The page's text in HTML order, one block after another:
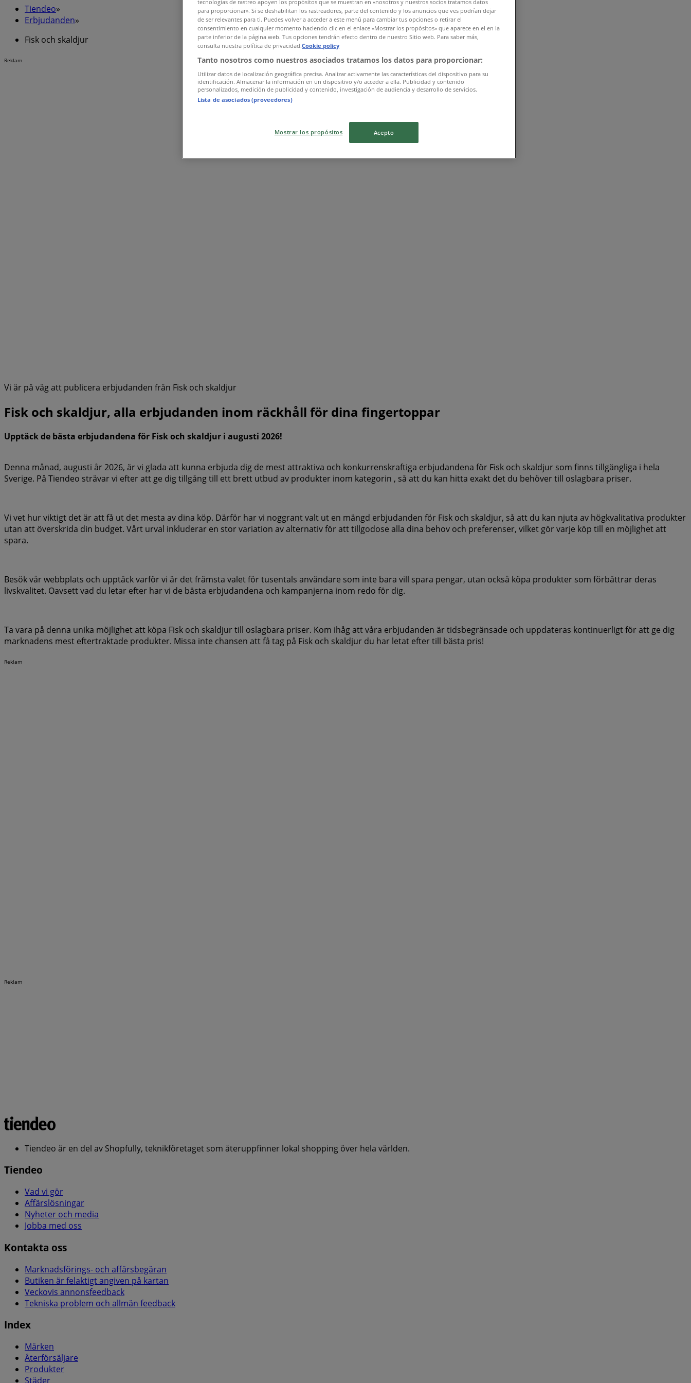
Tiendeo»
Erbjudanden»
Fisk och skaldjur
Reklam
Vi är på väg att publicera erbjudanden från Fisk och skaldjur
Fisk och skaldjur, alla erbjudanden inom räckhåll för dina fingertoppar
Upptäck de bästa erbjudandena för Fisk och skaldjur i augusti 2026!
Denna månad, augusti år 2026, är vi glada att kunna erbjuda dig de mest attraktiva och konkurrenskraftiga erbjudandena för Fisk och skaldjur som finns tillgängliga i hela
Sverige. På Tiendeo strävar vi efter att ge dig tillgång till ett brett utbud av produkter inom kategorin , så att du kan hitta exakt det du behöver till oslagbara priser.
Vi vet hur viktigt det är att få ut det mesta av dina köp. Därför har vi noggrant valt ut en mängd erbjudanden för Fisk och skaldjur, så att du kan njuta av högkvalitativa produkter
utan att överskrida din budget. Vårt urval inkluderar en stor variation av alternativ för att tillgodose alla dina behov och preferenser, vilket gör varje köp till en möjlighet att
spara.
Besök vår webbplats och upptäck varför vi är det främsta valet för tusentals användare som inte bara vill spara pengar, utan också köpa produkter som förbättrar deras
livskvalitet. Oavsett vad du letar efter har vi de bästa erbjudandena och kampanjerna inom redo för dig.
Ta vara på denna unika möjlighet att köpa Fisk och skaldjur till oslagbara priser. Kom ihåg att våra erbjudanden är tidsbegränsade och uppdateras kontinuerligt för att ge dig
marknadens mest eftertraktade produkter. Missa inte chansen att få tag på Fisk och skaldjur du har letat efter till bästa pris!
Reklam
Reklam
Tiendeo är en del av Shopfully, teknikföretaget som återuppfinner lokal shopping över hela världen.
Tiendeo
Vad vi gör
Affärslösningar
Nyheter och media
Jobba med oss
Kontakta oss
Marknadsförings- och affärsbegäran
Butiken är felaktigt angiven på kartan
Veckovis annonsfeedback
Tekniska problem och allmän feedback
Index
Märken
Återförsäljare
Produkter
Städer
tecnologías de rastreo apoyen los propósitos que se muestran en «nosotros y nuestros socios tratamos datos
para proporcionar». Si se deshabilitan los rastreadores, parte del contenido y los anuncios que ves podrían dejar
de ser relevantes para ti. Puedes volver a acceder a este menú para cambiar tus opciones o retirar el
consentimiento en cualquier momento haciendo clic en el enlace «Mostrar los propósitos» que aparece en el en la
parte inferior de la página web. Tus opciones tendrán efecto dentro de nuestro Sitio web. Para saber más,
consulta nuestra política de privacidad.Cookie policy
Tanto nosotros como nuestros asociados tratamos los datos para proporcionar:
Utilizar datos de localización geográfica precisa. Analizar activamente las características del dispositivo para su
identificación. Almacenar la información en un dispositivo y/o acceder a ella. Publicidad y contenido
personalizados, medición de publicidad y contenido, investigación de audiencia y desarrollo de servicios.
Lista de asociados (proveedores)
Mostrar los propósitos Acepto